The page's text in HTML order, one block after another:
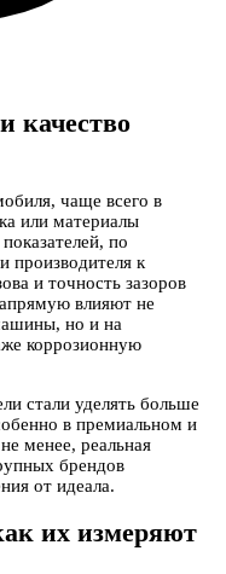
качество
чаще всего в
или материалы
по
производителя к
и точность зазоров
влияют не
но и на
коррозионную
стали уделять больше
в премиальном и
менее, реальная
брендов
от идеала.
их измеряют